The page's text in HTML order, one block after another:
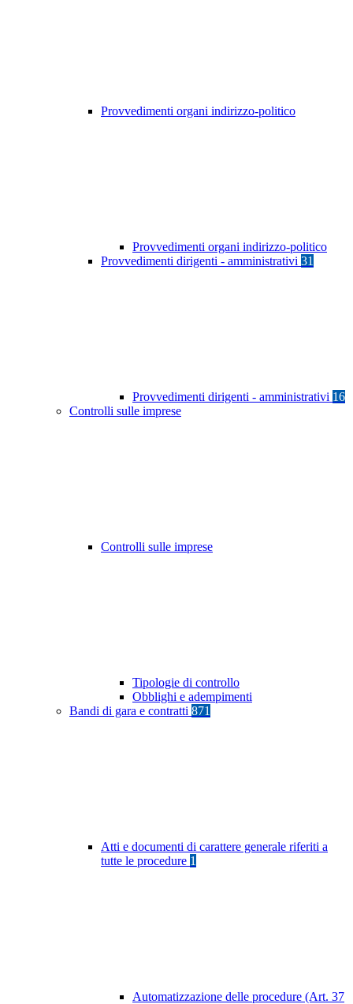
Provvedimenti organi indirizzo-politico
Provvedimenti organi indirizzo-politico
Provvedimenti dirigenti - amministrativi 31
Provvedimenti dirigenti - amministrativi 16
Controlli sulle imprese
Controlli sulle imprese
Tipologie di controllo
Obblighi e adempimenti
Bandi di gara e contratti 871
Atti e documenti di carattere generale riferiti a
tutte le procedure 1
Automatizzazione delle procedure (Art. 37